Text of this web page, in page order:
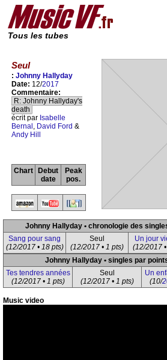
Tous les tubes
Seul
: Johnny Hallyday
Date: 12/2017
Commentaire:
R: Johnny Hallyday's
death
écrit par Isabelle
Bernal , David Ford &
Andy Hill
Chart
Debut
date
Peak
pos.
Johnny Hallyday • chronologie des
Sang pour sang
(12/2017 • 18 pts)
Seul
(12/2017 • 1 pts)
Un jour
(12/2017
Johnny Hallyday • singles par
Tes tendres années
(12/2017 • 1 pts)
Seul
(12/2017 • 1 pts)
Un
(10/
Music video